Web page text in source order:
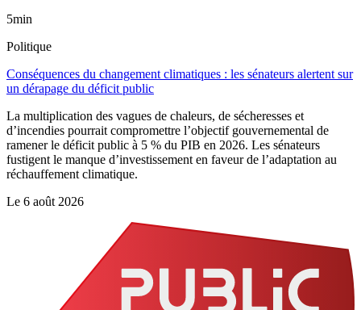
5min
Politique
Conséquences du changement climatiques : les sénateurs alertent sur
un dérapage du déficit public
La multiplication des vagues de chaleurs, de sécheresses et
d’incendies pourrait compromettre l’objectif gouvernemental de
ramener le déficit public à 5 % du PIB en 2026. Les sénateurs
fustigent le manque d’investissement en faveur de l’adaptation au
réchauffement climatique.
Le 6 août 2026